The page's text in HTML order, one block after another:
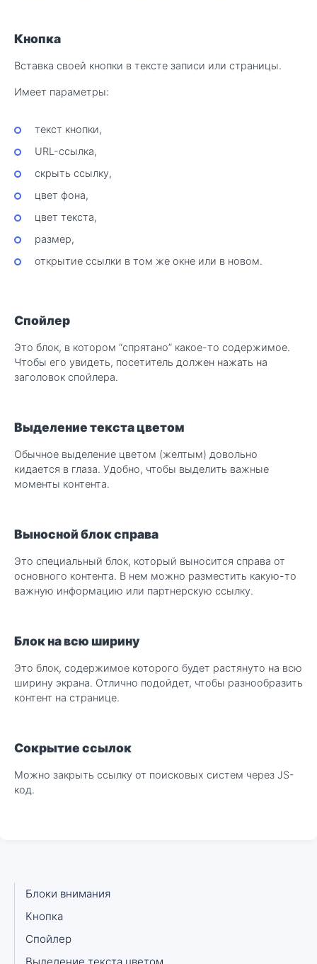
Кнопка
Вставка своей кнопки в тексте записи или страницы.
Имеет параметры:
текст кнопки,
URL-ссылка,
скрыть ссылку,
цвет фона,
цвет текста,
размер,
открытие ссылки в том же окне или в новом.
Спойлер
Это блок, в котором “спрятано” какое-то содержимое.
Чтобы его увидеть, посетитель должен нажать на
заголовок спойлера.
Выделение текста цветом
Обычное выделение цветом (желтым) довольно
кидается в глаза. Удобно, чтобы выделить важные
моменты контента.
Выносной блок справа
Это специальный блок, который выносится справа от
основного контента. В нем можно разместить какую-то
важную информацию или партнерскую ссылку.
Блок на всю ширину
Это блок, содержимое которого будет растянуто на всю
ширину экрана. Отлично подойдет, чтобы разнообразить
контент на странице.
Сокрытие ссылок
Можно закрыть ссылку от поисковых систем через JS-
код.
Блоки внимания
Кнопка
Спойлер